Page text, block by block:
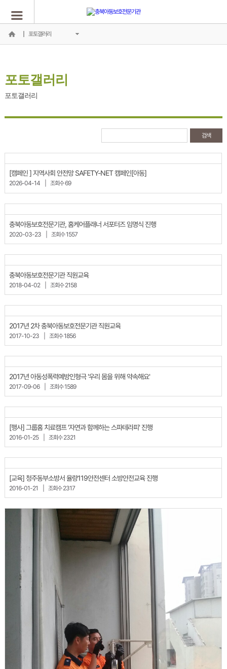
포토갤러리
포토갤러리
포토갤러리
[캠페인 ] 지역사회 안전망 SAFETY-NET 캠페인[아동]
2026-04-14 조회수 69
충북아동보호전문기관, 홈케어플래너 서포터즈 임명식 진행
2020-03-23 조회수 1557
충북아동보호전문기관 직원교육
2018-04-02 조회수 2158
2017년 2차 충북아동보호전문기관 직원교육
2017-10-23 조회수 1856
2017년 아동성폭력예방인형극 '우리 몸을 위해 약속해요'
2017-09-06 조회수 1589
[행사] 그룹홈 치료캠프 '자연과 함께하는 스파테라피' 진행
2016-01-25 조회수 2321
[교육] 청주동부소방서 율량119안전센터 소방안전교육 진행
2016-01-21 조회수 2317